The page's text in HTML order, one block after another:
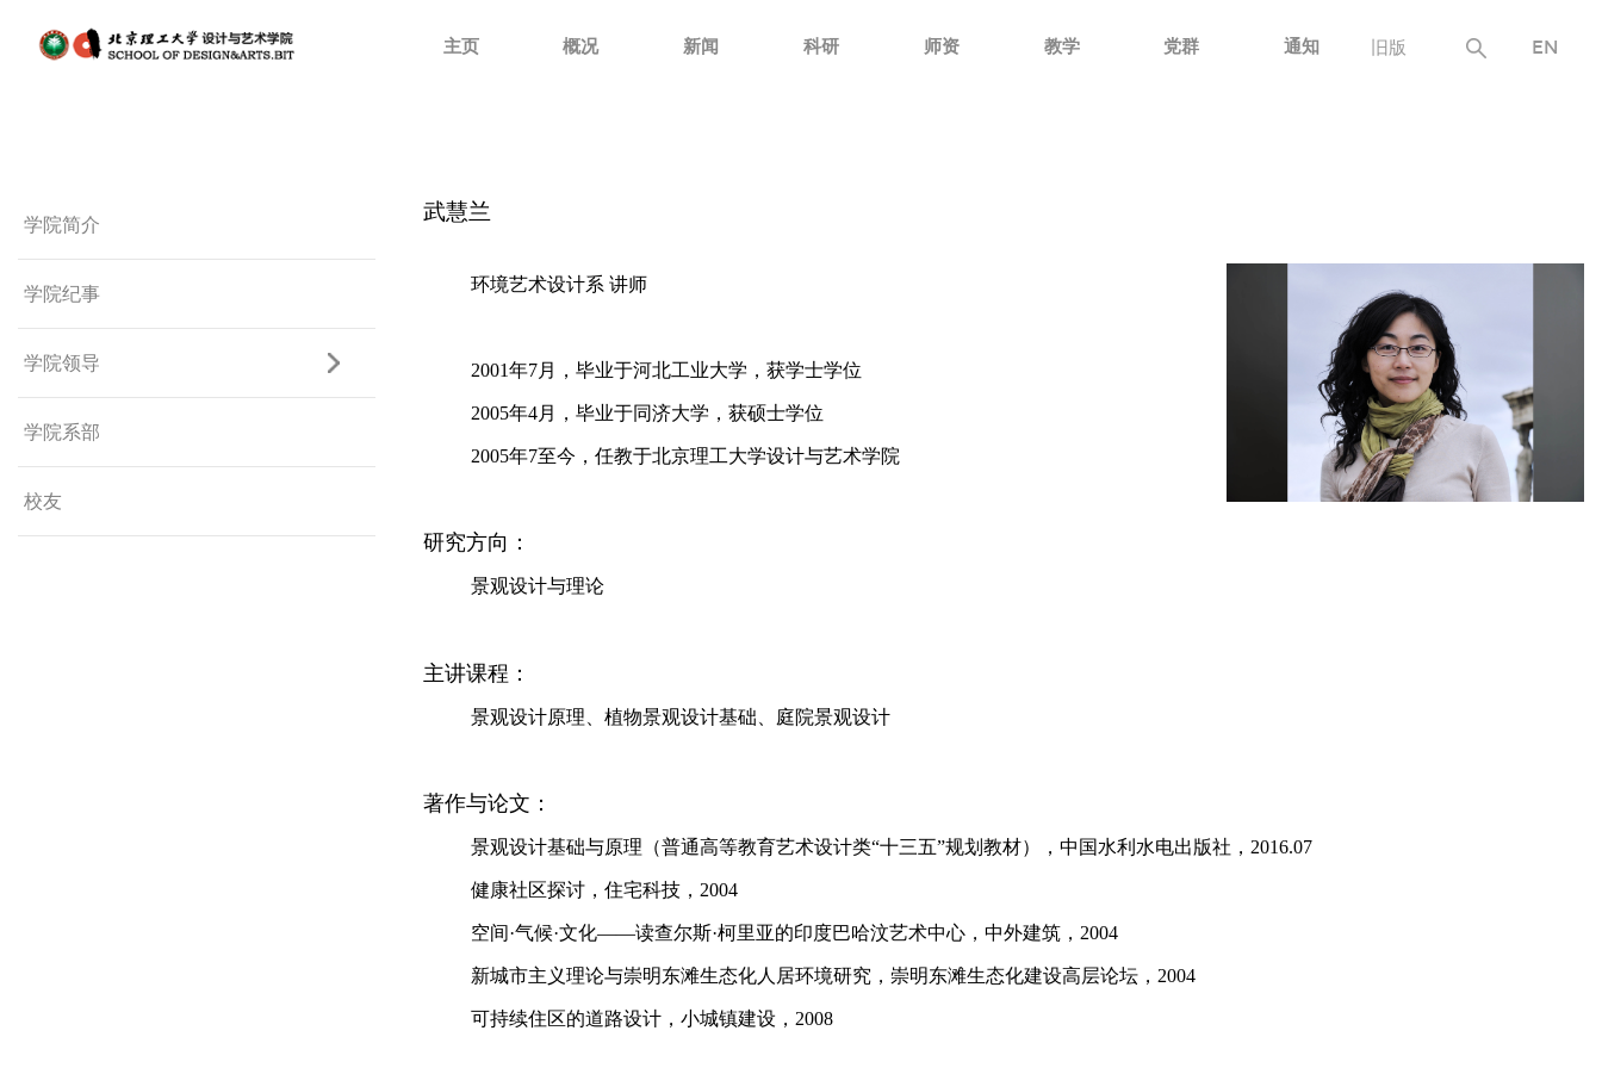
主页 概况 新闻 科研 师资 教学 党群 通知 旧版 EN
学院简介
学院纪事
学院领导
学院系部
校友
武慧兰
环境艺术设计系 讲师
2001年7月，毕业于河北工业大学，获学士学位
2005年4月，毕业于同济大学，获硕士学位
2005年7至今，任教于北京理工大学设计与艺术学院
研究方向：
景观设计与理论
主讲课程：
景观设计原理、植物景观设计基础、庭院景观设计
著作与论文：
景观设计基础与原理（普通高等教育艺术设计类“十三五”规划教材），中国水利水电出版社，2016.07
健康社区探讨，住宅科技，2004
空间·气候·文化——读查尔斯·柯里亚的印度巴哈汶艺术中心，中外建筑，2004
新城市主义理论与崇明东滩生态化人居环境研究，崇明东滩生态化建设高层论坛，2004
可持续住区的道路设计，小城镇建设，2008